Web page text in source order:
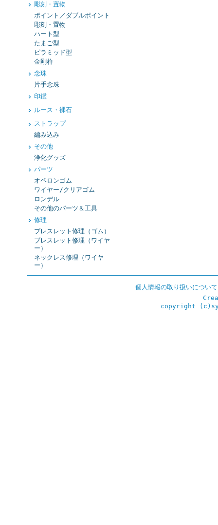
彫刻・置物
ポイント／ダブルポイント
彫刻・置物
ハート型
たまご型
ピラミッド型
金剛杵
念珠
片手念珠
印鑑
ルース・裸石
ストラップ
編み込み
その他
浄化グッズ
パーツ
オペロンゴム
ワイヤー/クリアゴム
ロンデル
その他のパーツ＆工具
修理
ブレスレット修理（ゴム）
ブレスレット修理（ワイヤ
ー）
ネックレス修理（ワイヤ
ー）
個人情報の取り扱いについて
copyright